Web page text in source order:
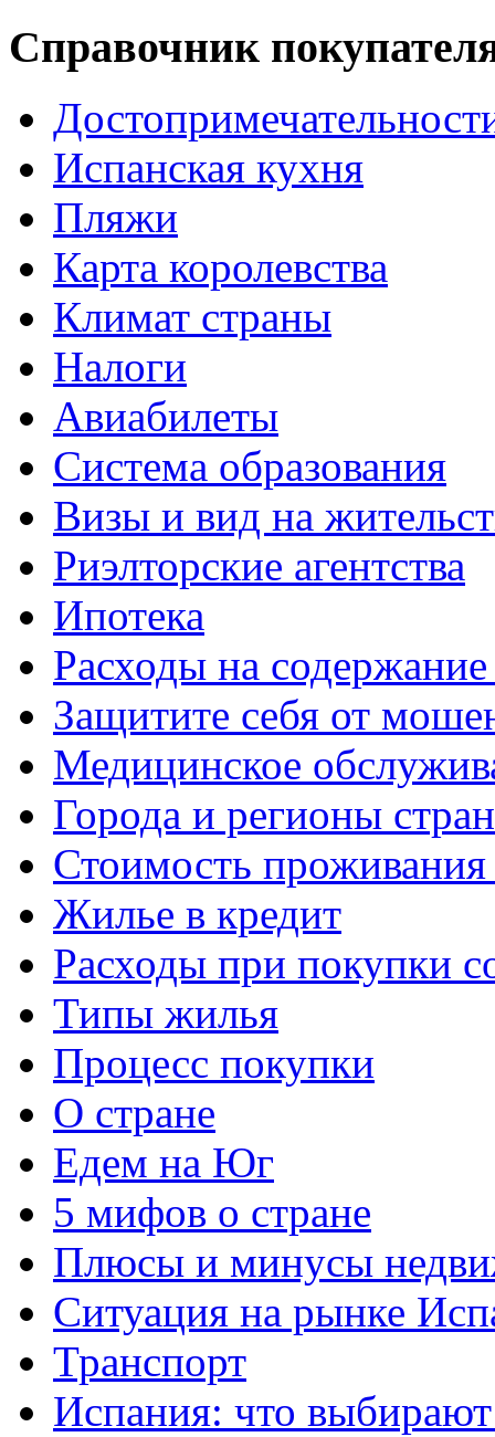
Справочник
Испанская кухня
Пляжи
Карта королевства
Климат страны
Налоги
Авиабилеты
Система образования
Визы и вид на
Риэлторские агентства
Ипотека
Расходы на
Защитите себя от
Медицинское
Города и регионы
Стоимость проживания
Жилье в кредит
Расходы при покупки
Типы жилья
Процесс покупки
О стране
Едем на Юг
5 мифов о стране
Плюсы и минусы
Ситуация на рынке
Транспорт
Испания: что